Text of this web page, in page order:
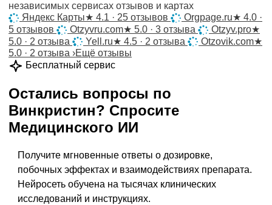
независимых сервисах отзывов и картах
Яндекс Карты★ 4.1 · 25 отзывов Orgpage.ru★ 4.0 ·
5 отзывов
Otzyvru.com★ 5.0 · 3 отзыва Otzyv.pro★
5.0 · 2 отзыва
Yell.ru★ 4.5 · 2 отзыва Otzovik.com★
5.0 · 2 отзыва ›Ещё отзывы
Бесплатный сервис
Остались вопросы по
Винкристин? Спросите
Медицинского ИИ
Получите мгновенные ответы о дозировке,
побочных эффектах и взаимодействиях препарата.
Нейросеть обучена на тысячах клинических
исследований и инструкциях.